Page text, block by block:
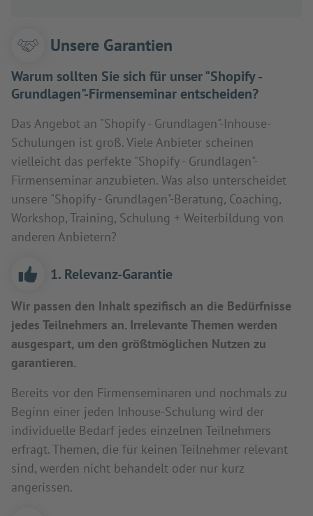
Unsere Garantien
Warum sollten Sie sich für unser "Shopify -
Grundlagen"-Firmenseminar entscheiden?
Das Angebot an "Shopify - Grundlagen"-Inhouse-
Schulungen ist groß. Viele Anbieter scheinen
vielleicht das perfekte "Shopify - Grundlagen"-
Firmenseminar anzubieten. Was also unterscheidet
unsere "Shopify - Grundlagen"-Beratung, Coaching,
Workshop, Training, Schulung + Weiterbildung von
anderen Anbietern?
1. Relevanz-Garantie
Wir passen den Inhalt spezifisch an die Bedürfnisse
jedes Teilnehmers an. Irrelevante Themen werden
ausgespart, um den größtmöglichen Nutzen zu
garantieren.
Bereits vor den Firmenseminaren und nochmals zu
Beginn einer jeden Inhouse-Schulung wird der
individuelle Bedarf jedes einzelnen Teilnehmers
erfragt. Themen, die für keinen Teilnehmer relevant
sind, werden nicht behandelt oder nur kurz
angerissen.